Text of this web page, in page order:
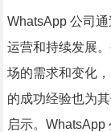
WhatsApp 公司
运营和持续发展
场的需求和变化
的成功经验也为
启示。